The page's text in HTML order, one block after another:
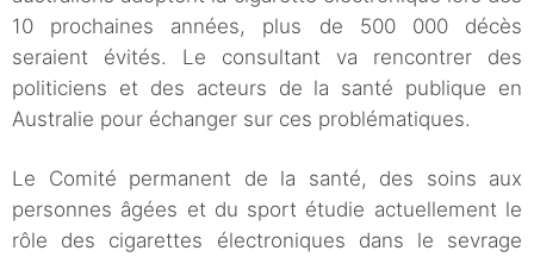
10 prochaines années, plus de 500 000 décès
seraient évités. Le consultant va rencontrer des
politiciens et des acteurs de la santé publique en
Australie pour échanger sur ces problématiques.
Le Comité permanent de la santé, des soins aux
personnes âgées et du sport étudie actuellement le
rôle des cigarettes électroniques dans le sevrage